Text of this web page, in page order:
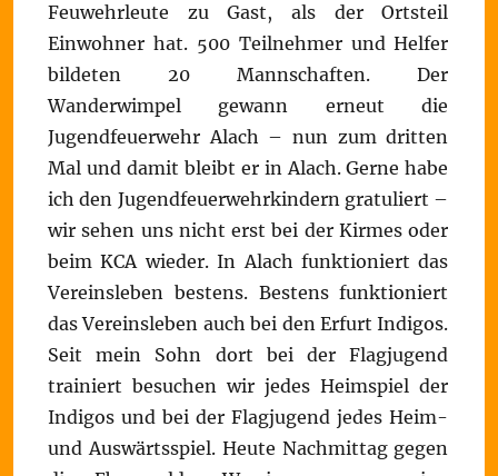
Feuwehrleute zu Gast, als der Ortsteil
Einwohner hat. 500 Teilnehmer und Helfer
bildeten 20 Mannschaften. Der
Wanderwimpel gewann erneut die
Jugendfeuerwehr Alach – nun zum dritten
Mal und damit bleibt er in Alach. Gerne habe
ich den Jugendfeuerwehrkindern gratuliert –
wir sehen uns nicht erst bei der Kirmes oder
beim KCA wieder. In Alach funktioniert das
Vereinsleben bestens. Bestens funktioniert
das Vereinsleben auch bei den Erfurt Indigos.
Seit mein Sohn dort bei der Flagjugend
trainiert besuchen wir jedes Heimspiel der
Indigos und bei der Flagjugend jedes Heim-
und Auswärtsspiel. Heute Nachmittag gegen